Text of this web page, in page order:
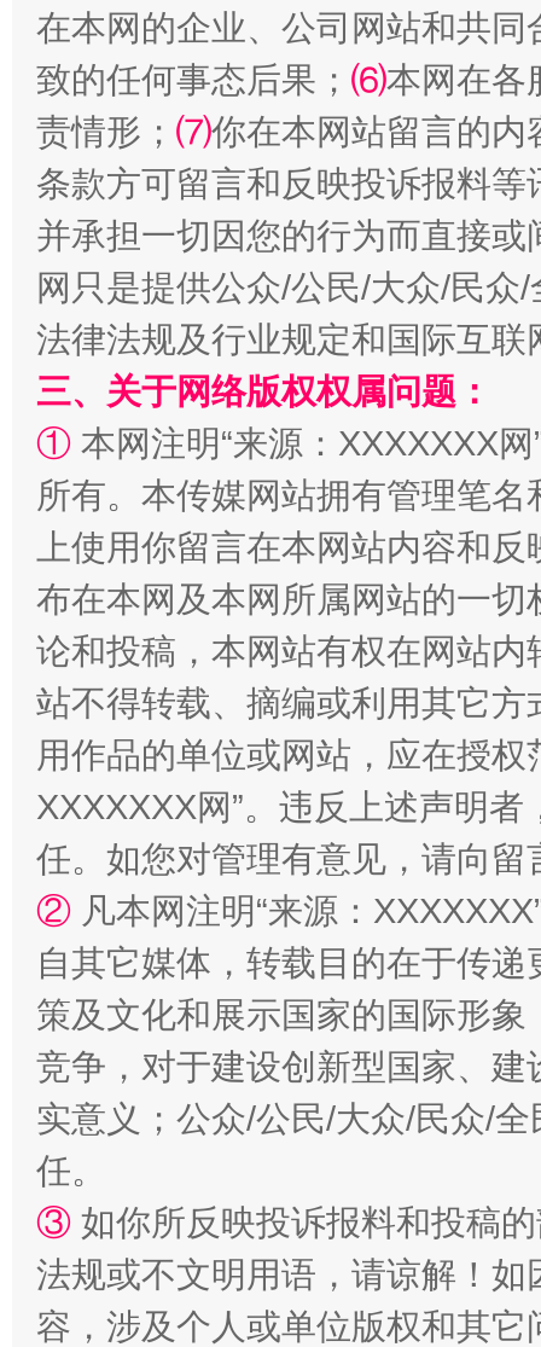
受贿1.44亿！段成刚被判无期 从幼
全民健身五年计划来了！等你上场
阿坝州三大球赛在茂县开幕 规模
在本网的企业、公司网站和共
致的任何事态后果； ⑹本网在各
责情形； ⑺你在本网站留言的内
条款方可留言和反映投诉报料
并承担一切因您的行为而直接
网只是提供公众/公民/大众/民
法律法规及行业规定和国际互
三、关于网络版权权属问题：
① 本网注明“来源：XXXXXXX
所有。本传媒网站拥有管理笔
上使用你留言在本网站内容和
布在本网及本网所属网站的一
论和投稿，本网站有权在网站
站不得转载、摘编或利用其它
用作品的单位或网站，应在授
XXXXXXX网”。违反上述声明
任。如您对管理有意见，请向
② 凡本网注明“来源：
自其它媒体，转载目的在于传
策及文化和展示国家的国际形
竞争，对于建设创新型国家、
实意义；公众/公民/大众/民众/
任。
③ 如你所反映投诉报料和投稿
法规或不文明用语，请谅解！
容，涉及个人或单位版权和其它